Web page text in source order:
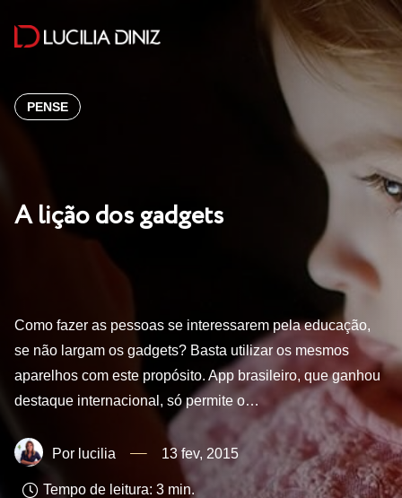
PENSE
A lição dos gadgets
Como fazer as pessoas se interessarem pela educação,
se não largam os gadgets? Basta utilizar os mesmos
aparelhos com este propósito. App brasileiro, que ganhou
destaque internacional, só permite o…
lucilia 13 fev, 2015
Tempo de leitura: 3 min.